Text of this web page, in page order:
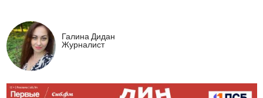
Галина Дидан
Журналист